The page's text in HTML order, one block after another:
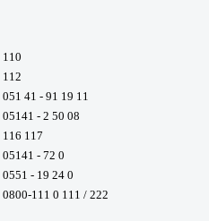
110
112
051 41 - 91 19 11
05141 - 2 50 08
116 117
05141 - 72 0
0551 - 19 24 0
0800-111 0 111 / 222